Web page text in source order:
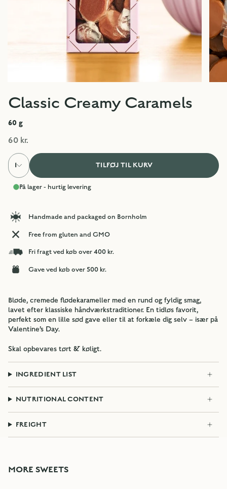
Classic Creamy Caramels
60 g
60 kr.
1 TILFØJ TIL KURV
På lager - hurtig levering
Handmade and packaged on Bornholm
Free from gluten and GMO
Fri fragt ved køb over 400 kr.
Gave ved køb over 500 kr.
Bløde, cremede flødekarameller med en rund og fyldig smag,
lavet efter klassiske håndværkstraditioner. En tidløs favorit,
perfekt som en lille sød gave eller til at forkæle dig selv – især på
Valentine’s Day.
Skal opbevares tørt & køligt.
INGREDIENT LIST
NUTRITIONAL CONTENT
FREIGHT
MORE SWEETS